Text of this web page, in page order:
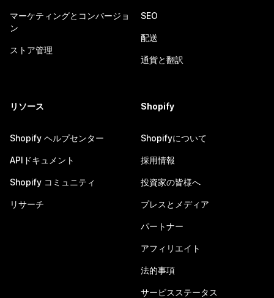
マーケティングとコンバージョ
ン
ストア管理
SEO
配送
通貨と翻訳
リソース
Shopify ヘルプセンター
APIドキュメント
Shopify コミュニティ
リサーチ
Shopify
Shopifyについて
採用情報
投資家の皆様へ
プレスとメディア
パートナー
アフィリエイト
法的事項
サービスステータス